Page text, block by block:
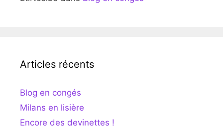
Articles récents
Blog en congés
Milans en lisière
Encore des devinettes !